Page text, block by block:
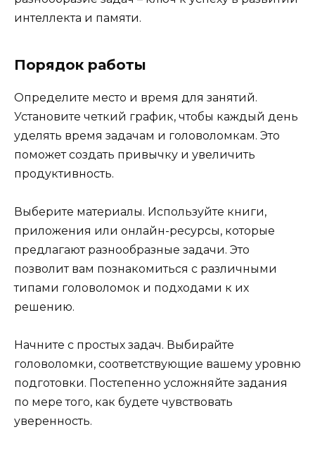
интеллекта и памяти.
Порядок работы
Определите место и время для занятий.
Установите четкий график, чтобы каждый день
уделять время задачам и головоломкам. Это
поможет создать привычку и увеличить
продуктивность.
Выберите материалы. Используйте книги,
приложения или онлайн-ресурсы, которые
предлагают разнообразные задачи. Это
позволит вам познакомиться с различными
типами головоломок и подходами к их
решению.
Начните с простых задач. Выбирайте
головоломки, соответствующие вашему уровню
подготовки. Постепенно усложняйте задания
по мере того, как будете чувствовать
уверенность.